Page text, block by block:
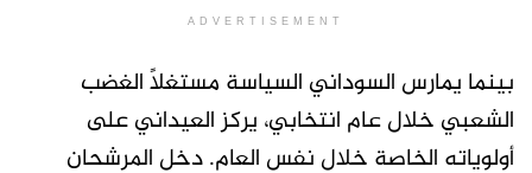
ADVERTISEMENT
بينما يمارس السوداني السياسة مستغلاً الغضب
الشعبي خلال عام انتخابي، يركز العيداني على
أولوياته الخاصة خلال نفس العام. دخل المرشحان